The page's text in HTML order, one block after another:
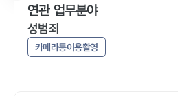
연관 업무분야
성범죄
카메라등이용촬영